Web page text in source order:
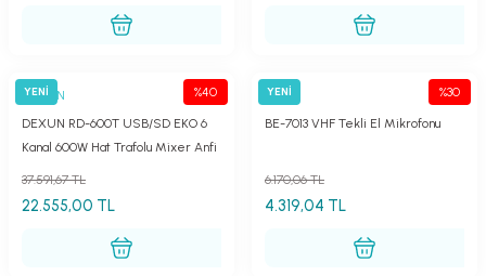
YENİ %40
DEXUN
DEXUN RD-600T USB/SD EKO 6
Kanal 600W Hat Trafolu Mixer Anfi
22.555,00 TL
37.591,67 TL
YENİ %30
Bots
BE-7013 VHF Tekli El Mikrofonu
4.319,04 TL
6.170,06 TL